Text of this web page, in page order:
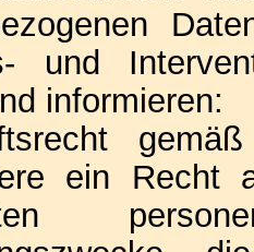
und
informieren:
ein Recht